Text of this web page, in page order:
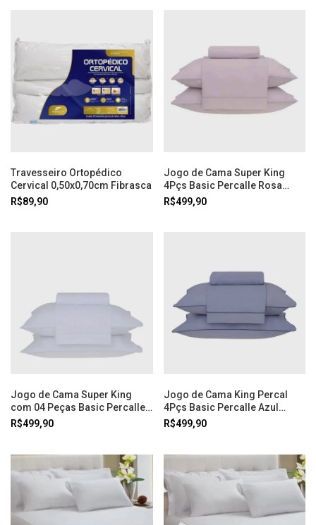
Travesseiro Ortopédico
Cervical 0,50x0,70cm Fibrasca
R$89,90
Jogo de Cama Super King
4Pçs Basic Percalle Rosa
Buddemeyer
R$499,90
Jogo de Cama Super King
com 04 Peças Basic Percalle
Branco - Buddemeyer
R$499,90
Jogo de Cama King Percal
4Pçs Basic Percalle Azul
Buddemeyer
R$499,90